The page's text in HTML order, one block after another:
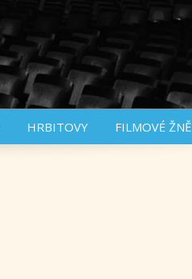
HRBITOVY FILMOVÉ ŽNĚ